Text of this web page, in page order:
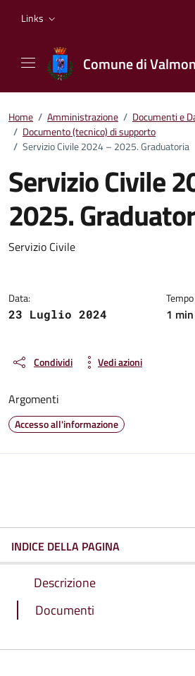
Links
Comune di
Home / Amministrazione / Documenti e
/ Documento (tecnico) di supporto
/ Servizio Civile 2024 – 2025. Graduatoria
Servizio Civile
2025.
Dettagli del
Servizio Civile
Data:
23 Luglio 2024
1 min
Condividi Vedi azioni
Argomenti
Accesso all'informazione
INDICE DELLA PAGINA
Descrizione
Documenti